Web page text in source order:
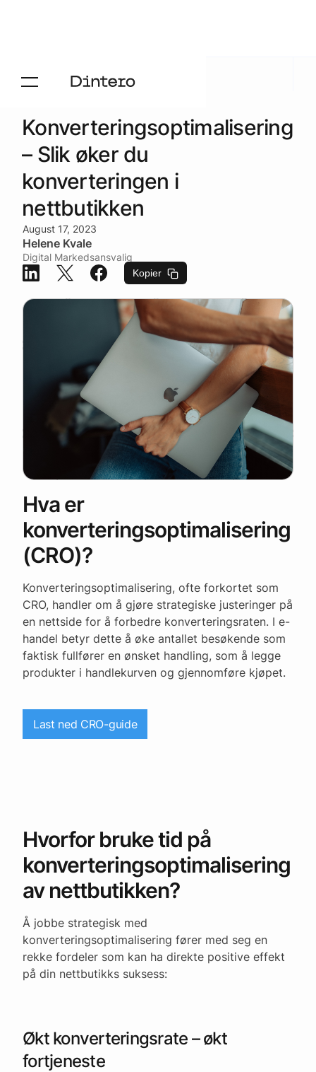
Aktuelt Blogg
Konverteringsoptimalisering
– Slik øker du
konverteringen i
nettbutikken
August 17, 2023
Helene Kvale
Digital Markedsansvalig
Kopier
Hva er
konverteringsoptimalisering
(CRO)?
Konverteringsoptimalisering, ofte forkortet som
CRO, handler om å gjøre strategiske justeringer på
en nettside for å forbedre konverteringsraten. I e-
handel betyr dette å øke antallet besøkende som
faktisk fullfører en ønsket handling, som å legge
produkter i handlekurven og gjennomføre kjøpet.
Last ned CRO-guide
Hvorfor bruke tid på
konverteringsoptimalisering
av nettbutikken?
Å jobbe strategisk med
konverteringsoptimalisering fører med seg en
rekke fordeler som kan ha direkte positive effekt
på din nettbutikks suksess:
Økt konverteringsrate – økt
fortjeneste